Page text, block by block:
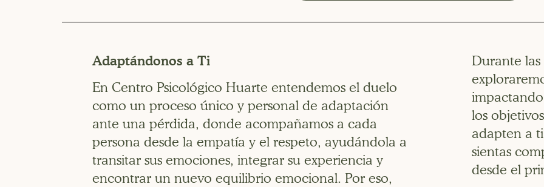
Adaptándonos a Ti
En Centro Psicológico Huarte entendemos el duelo
como un proceso único y personal de adaptación
ante una pérdida, donde acompañamos a cada
persona desde la empatía y el respeto, ayudándola a
transitar sus emociones, integrar su experiencia y
encontrar un nuevo equilibrio emocional. Por eso,
Durante las
los
adapten a
sientas
desde el